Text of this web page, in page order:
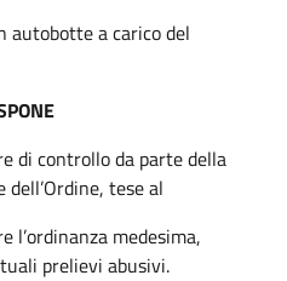
a carico del
di controllo da parte della
dell’Ordine, tese al
l’ordinanza medesima,
prelievi abusivi.